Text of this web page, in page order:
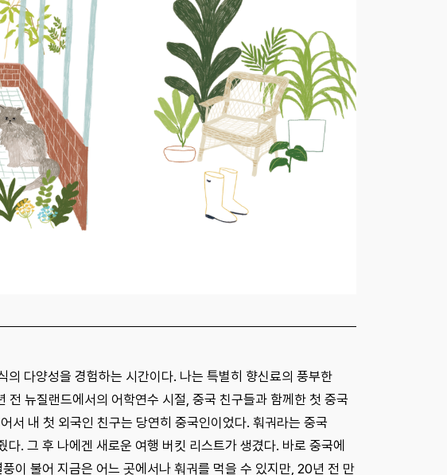
다양성을 경험하는 시간이다. 나는 특별히 향신료의 풍부한
뉴질랜드에서의 어학연수 시절, 중국 친구들과 함께한 첫 중국
서 내 첫 외국인 친구는 당연히 중국인이었다. 훠궈라는 중국
. 그 후 나에겐 새로운 여행 버킷 리스트가 생겼다. 바로 중국에
이 불어 지금은 어느 곳에서나 훠궈를 먹을 수 있지만, 20년 전 만